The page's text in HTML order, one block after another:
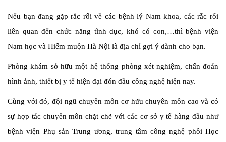
Nếu bạn đang gặp rắc rối về các bệnh lý Nam khoa, các rắc rối
liên quan đến chức năng tình dục, khó có con,…thì bệnh viện
Nam học và Hiếm muộn Hà Nội là địa chỉ gợi ý dành cho bạn.
Phòng khám sở hữu một hệ thống phòng xét nghiệm, chẩn đoán
hình ảnh, thiết bị y tế hiện đại đón đầu công nghệ hiện nay.
Cùng với đó, đội ngũ chuyên môn cơ hữu chuyên môn cao và có
sự hợp tác chuyên môn chặt chẽ với các cơ sở y tế hàng đầu như
bệnh viện Phụ sản Trung ương, trung tâm công nghệ phôi Học